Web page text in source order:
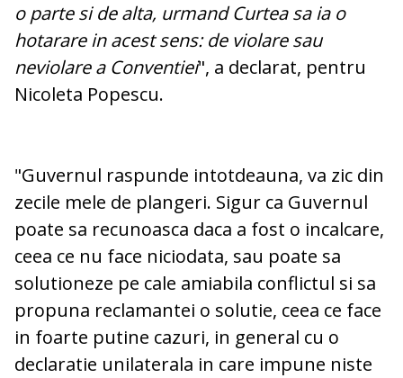
o parte si de alta, urmand Curtea sa ia o
hotarare in acest sens: de violare sau
neviolare a Conventiei", a declarat, pentru
Nicoleta Popescu.
"Guvernul raspunde intotdeauna, va zic din
zecile mele de plangeri. Sigur ca Guvernul
poate sa recunoasca daca a fost o incalcare,
ceea ce nu face niciodata, sau poate sa
solutioneze pe cale amiabila conflictul si sa
propuna reclamantei o solutie, ceea ce face
in foarte putine cazuri, in general cu o
declaratie unilaterala in care impune niste